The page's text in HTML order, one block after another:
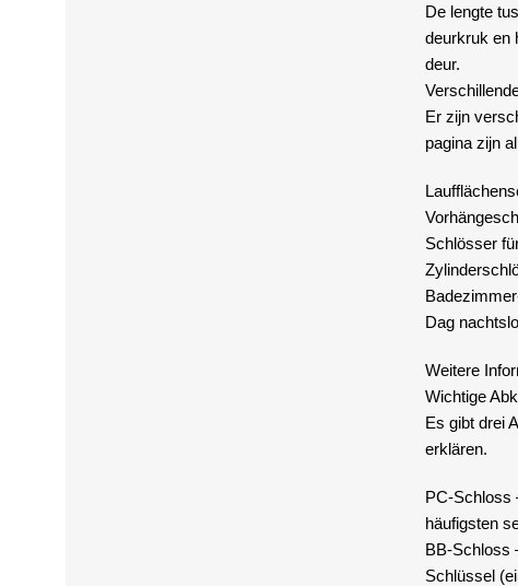
De lengte
deurkruk en
deur.
Er zijn
pagina zijn
Schlösser
Dag
Weitere
Wichtige
Es gibt drei
erklären.
PC-Schloss
häufigsten
BB-Schloss
Schlüssel